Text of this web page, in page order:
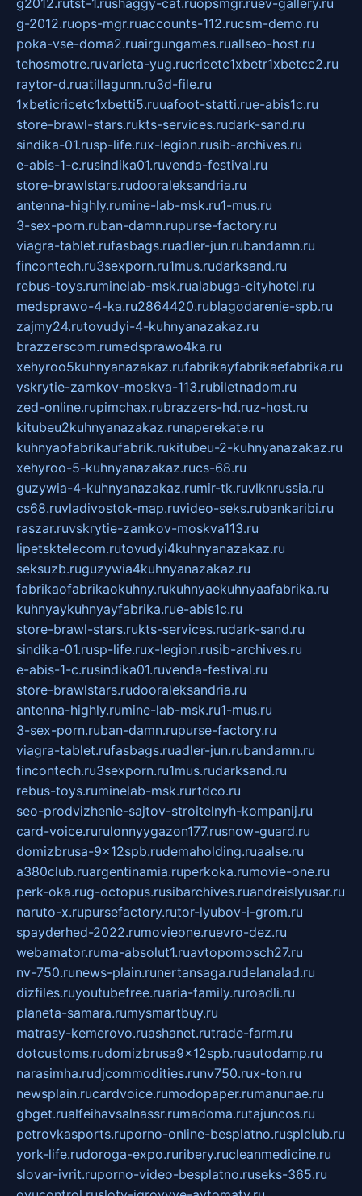
g2012.rutst-1.rushaggy-cat.ruopsmgr.ruev-gallery.ru
g-2012.ruops-mgr.ruaccounts-112.rucsm-demo.ru
poka-vse-doma2.ruairgungames.ruallseo-host.ru
tehosmotre.ruvarieta-yug.rucricetc1xbetr1xbetcc2.ru
raytor-d.ruatillagunn.ru3d-file.ru
1xbeticricetc1xbetti5.ruuafoot-statti.rue-abis1c.ru
store-brawl-stars.rukts-services.rudark-sand.ru
sindika-01.rusp-life.rux-legion.rusib-archives.ru
e-abis-1-c.rusindika01.ruvenda-festival.ru
store-brawlstars.rudooraleksandria.ru
antenna-highly.rumine-lab-msk.ru1-mus.ru
3-sex-porn.ruban-damn.rupurse-factory.ru
viagra-tablet.rufasbags.ruadler-jun.rubandamn.ru
fincontech.ru3sexporn.ru1mus.rudarksand.ru
rebus-toys.ruminelab-msk.rualabuga-cityhotel.ru
medsprawo-4-ka.ru2864420.rublagodarenie-spb.ru
zajmy24.rutovudyi-4-kuhnyanazakaz.ru
brazzerscom.rumedsprawo4ka.ru
xehyroo5kuhnyanazakaz.rufabrikayfabrikaefabrika.ru
vskrytie-zamkov-moskva-113.rubiletnadom.ru
zed-online.rupimchax.rubrazzers-hd.ruz-host.ru
kitubeu2kuhnyanazakaz.runaperekate.ru
kuhnyaofabrikaufabrik.rukitubeu-2-kuhnyanazakaz.ru
xehyroo-5-kuhnyanazakaz.rucs-68.ru
guzywia-4-kuhnyanazakaz.rumir-tk.ruvlknrussia.ru
cs68.ruvladivostok-map.ruvideo-seks.rubankaribi.ru
raszar.ruvskrytie-zamkov-moskva113.ru
lipetsktelecom.rutovudyi4kuhnyanazakaz.ru
seksuzb.ruguzywia4kuhnyanazakaz.ru
fabrikaofabrikaokuhny.rukuhnyaekuhnyaafabrika.ru
kuhnyaykuhnyayfabrika.rue-abis1c.ru
store-brawl-stars.rukts-services.rudark-sand.ru
sindika-01.rusp-life.rux-legion.rusib-archives.ru
e-abis-1-c.rusindika01.ruvenda-festival.ru
store-brawlstars.rudooraleksandria.ru
antenna-highly.rumine-lab-msk.ru1-mus.ru
3-sex-porn.ruban-damn.rupurse-factory.ru
viagra-tablet.rufasbags.ruadler-jun.rubandamn.ru
fincontech.ru3sexporn.ru1mus.rudarksand.ru
rebus-toys.ruminelab-msk.rurtdco.ru
seo-prodvizhenie-sajtov-stroitelnyh-kompanij.ru
card-voice.rurulonnyygazon177.rusnow-guard.ru
domizbrusa-9x12spb.rudemaholding.ruaalse.ru
a380club.ruargentinamia.ruperkoka.rumovie-one.ru
perk-oka.rug-octopus.rusibarchives.ruandreislyusar.ru
naruto-x.rupursefactory.rutor-lyubov-i-grom.ru
spayderhed-2022.rumovieone.ruevro-dez.ru
webamator.ruma-absolut1.ruavtopomosch27.ru
nv-750.runews-plain.runertansaga.rudelanalad.ru
dizfiles.ruyoutubefree.ruaria-family.ruroadli.ru
planeta-samara.rumysmartbuy.ru
matrasy-kemerovo.ruashanet.rutrade-farm.ru
dotcustoms.rudomizbrusa9x12spb.ruautodamp.ru
narasimha.rudjcommodities.runv750.rux-ton.ru
newsplain.rucardvoice.rumodopaper.rumanunae.ru
gbget.rualfeihavsalnassr.rumadoma.rutajuncos.ru
petrovkasports.ruporno-online-besplatno.rusplclub.ru
york-life.rudoroga-expo.ruribery.rucleanmedicine.ru
slovar-ivrit.ruporno-video-besplatno.ruseks-365.ru